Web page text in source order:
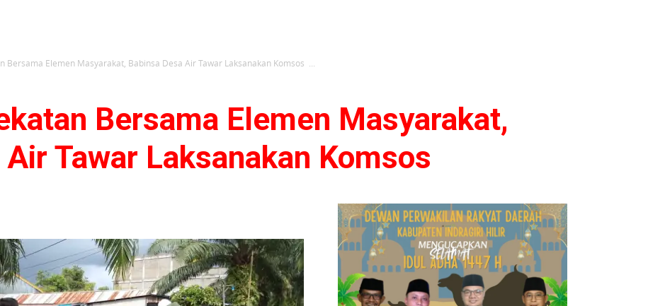
Bersama Elemen Masyarakat, Babinsa Desa Air Tawar Laksanakan Komsos ...
Bersama Elemen Masyarakat,
Air Tawar Laksanakan Komsos